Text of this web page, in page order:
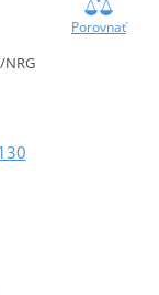
Porovnať
NRG